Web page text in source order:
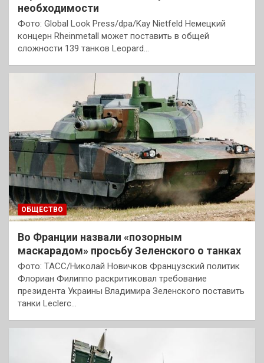
необходимости
Фото: Global Look Press/dpa/Kay Nietfeld Немецкий
концерн Rheinmetall может поставить в общей
сложности 139 танков Leopard…
ОБЩЕСТВО
Во Франции назвали «позорным
маскарадом» просьбу Зеленского о танках
Фото: ТАСС/Николай Новичков Французский политик
Флориан Филиппо раскритиковал требование
президента Украины Владимира Зеленского поставить
танки Leclerc…